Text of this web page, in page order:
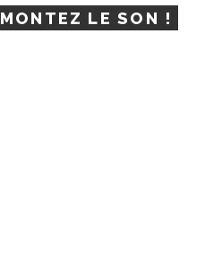
MONTEZ LE SON !